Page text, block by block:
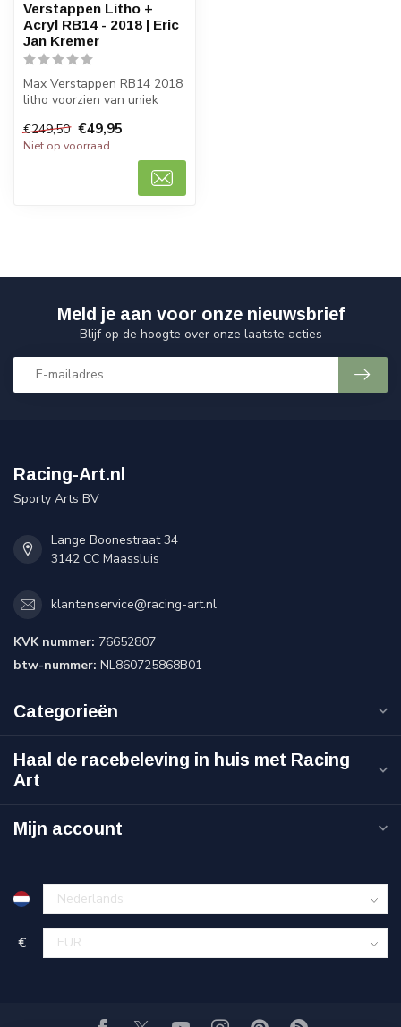
Verstappen Litho +
Acryl RB14 - 2018 | Eric
Jan Kremer
Max Verstappen RB14 2018
litho voorzien van uniek
topkunstena...
€249,50 €49,95
Niet op voorraad
Meld je aan voor onze nieuwsbrief
Blijf op de hoogte over onze laatste acties
Racing-Art.nl
Sporty Arts BV
Lange Boonestraat 34
3142 CC Maassluis
klantenservice@racing-art.nl
KVK nummer: 76652807
btw-nummer: NL860725868B01
Categorieën
Haal de racebeleving in huis met Racing
Art
Mijn account
€